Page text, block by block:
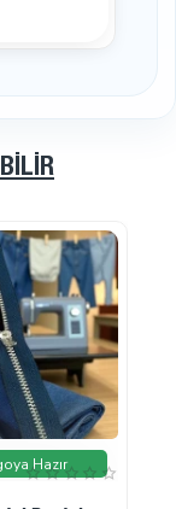
İndirimde
Hazır